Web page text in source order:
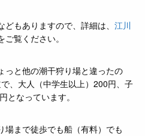
どもありますので、詳細は、江川
ご覧ください。
っと他の潮干狩り場と違ったの
、大人（中学生以上）200円、子
となっています。
場まで徒歩でも船（有料）でも